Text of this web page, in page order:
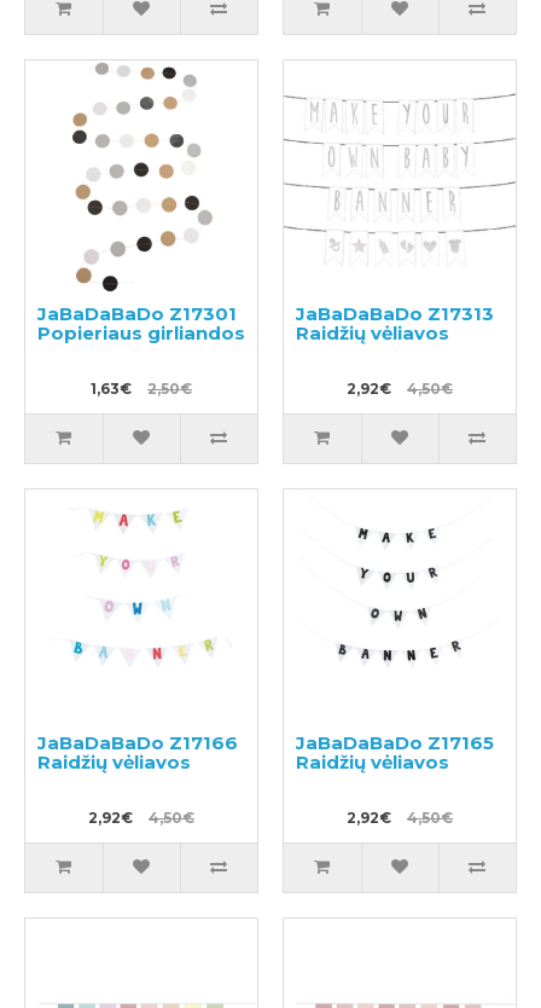
JaBaDaBaDo Z17301
Popieriaus girliandos
1,63€ 2,50€
JaBaDaBaDo Z17313
Raidžių vėliavos
2,92€ 4,50€
JaBaDaBaDo Z17166
Raidžių vėliavos
2,92€ 4,50€
JaBaDaBaDo Z17165
Raidžių vėliavos
2,92€ 4,50€